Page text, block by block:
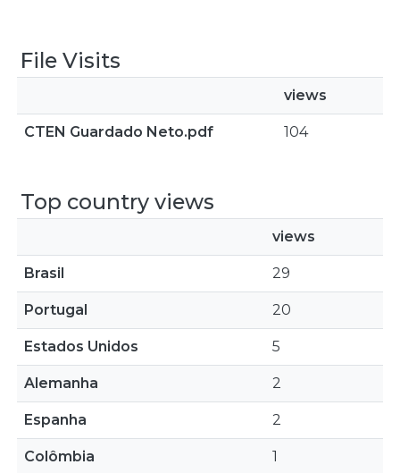
File Visits
views
CTEN Guardado Neto.pdf 104
Top country views
views
Brasil 29
Portugal 20
Estados Unidos 5
Alemanha 2
Espanha 2
Colômbia 1